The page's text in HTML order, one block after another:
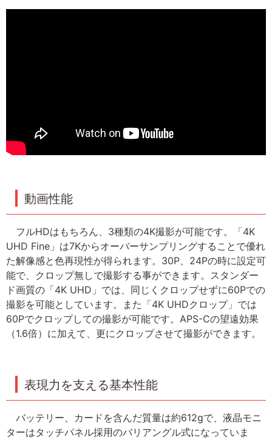
動画性能
フルHDはもちろん、3種類の4K撮影が可能です。「4K
UHD Fine」は7Kからオーバーサンプリングすることで優れ
た解像感と色再現性が得られます。30P、24Pの時に設定可
能で、クロップ無しで撮影する事ができます。スタンダー
ド画質の「4K UHD」では、同じくクロップせずに60Pでの
撮影を可能としています。また「4K UHDクロップ」では
60Pでクロップしての撮影が可能です。APS-Cの望遠効果
（1.6倍）に加えて、更にクロップさせて撮影ができます。
表現力を支える基本性能
バッテリー、カードを含んだ質量は約612gで、液晶モニ
ターはタッチパネル採用のバリアングル式になっていま